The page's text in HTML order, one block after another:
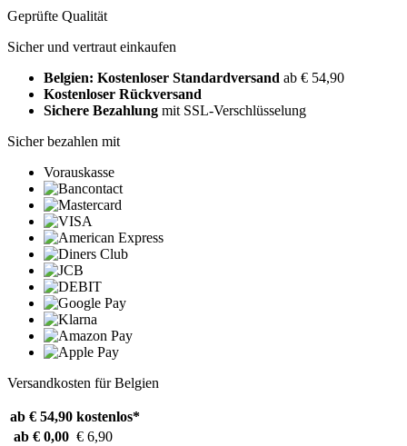
Geprüfte Qualität
Sicher und vertraut einkaufen
Belgien: Kostenloser Standardversand ab € 54,90
Kostenloser Rückversand
Sichere Bezahlung mit SSL-Verschlüsselung
Sicher bezahlen mit
Vorauskasse
Versandkosten für Belgien
ab € 54,90 kostenlos*
ab € 0,00 € 6,90